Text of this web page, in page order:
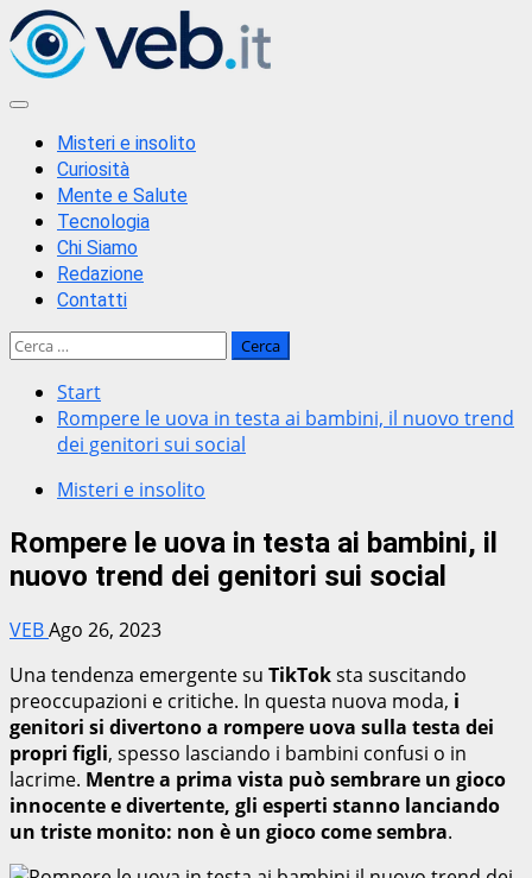
Zum
Inhalt
springen
Primäres
MenüMisteri e insolito
Curiosità
Mente e Salute
Tecnologia
Chi Siamo
Redazione
Contatti
Ricerca
Start
Rompere le uova in testa ai bambini, il nuovo trend
dei genitori sui social
Misteri e insolito
Rompere le uova in testa ai bambini, il
nuovo trend dei genitori sui social
VEBAgo 26, 2023
Una tendenza emergente su TikToksta suscitando
preoccupazioni e critiche. In questa nuova moda, i
genitori si divertono a rompere uova sulla testa dei
propri figli, spesso lasciando i bambini confusi o in
lacrime. Mentre a prima vista può sembrare un gioco
innocente e divertente, gli esperti stanno lanciando
un triste monito: non è un gioco come sembra.